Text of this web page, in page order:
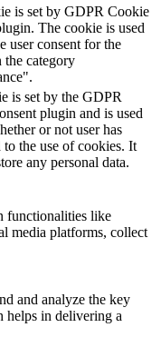
is set by GDPR Cookie
The cookie is used
user consent for the
the category
is set by the GDPR
plugin and is used
or not user has
to the use of cookies. It
any personal data.
functionalities like
media platforms, collect
and analyze the key
helps in delivering a